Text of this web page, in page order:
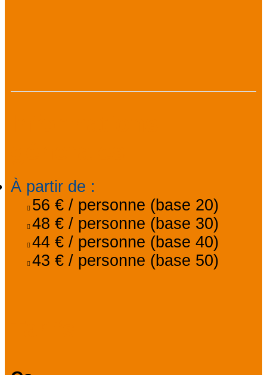
À partir de :
56 € / personne (base 20)
48 € / personne (base 30)
44 € / personne (base 40)
43 € / personne (base 50)